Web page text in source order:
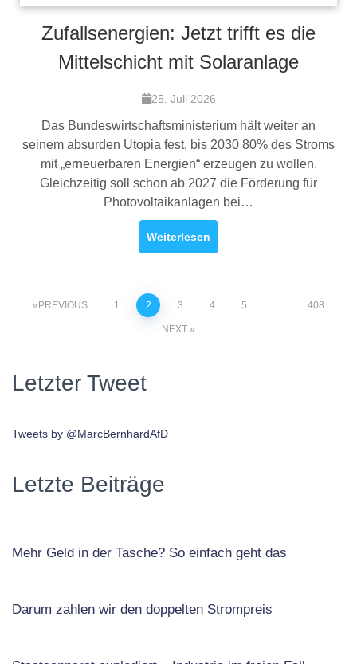
Zufallsenergien: Jetzt trifft es die
Mittelschicht mit Solaranlage
25. Juli 2026
Das Bundeswirtschaftsministerium hält weiter an
seinem absurden Utopia fest, bis 2030 80% des Stroms
mit „erneuerbaren Energien“ erzeugen zu wollen.
Gleichzeitig soll schon ab 2027 die Förderung für
Photovoltaikanlagen bei…
Weiterlesen
PREVIOUS 1 2 3 4 5 … 408
NEXT
Letzter Tweet
Tweets by @MarcBernhardAfD
Letzte Beiträge
Mehr Geld in der Tasche? So einfach geht das
Darum zahlen wir den doppelten Strompreis